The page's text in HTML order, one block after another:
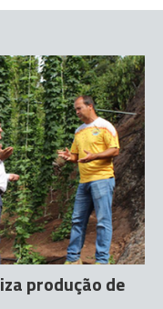
produção de